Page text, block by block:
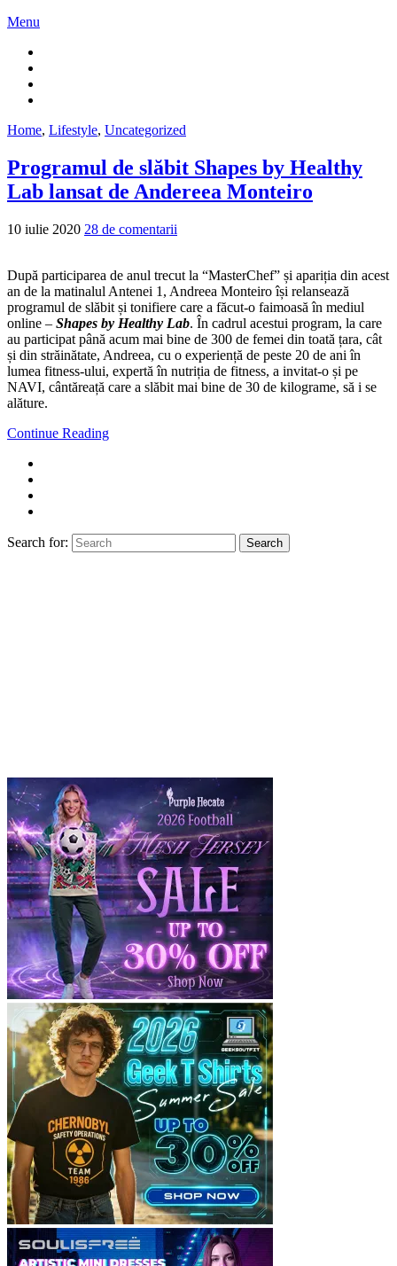
Menu
Home, Lifestyle, Uncategorized
Programul de slăbit Shapes by Healthy
Lab lansat de Andereea Monteiro
10 iulie 2020 28 de comentarii
După participarea de anul trecut la “MasterChef” și apariția din acest
an de la matinalul Antenei 1, Andreea Monteiro își relansează
programul de slăbit și tonifiere care a făcut-o faimoasă în mediul
online – Shapes by Healthy Lab. În cadrul acestui program, la care
au participat până acum mai bine de 300 de femei din toată țara, cât
și din străinătate, Andreea, cu o experiență de peste 20 de ani în
lumea fitness-ului, expertă în nutriția de fitness, a invitat-o și pe
NAVI, cântăreață care a slăbit mai bine de 30 de kilograme, să i se
alăture.
Continue Reading
Search for: Search